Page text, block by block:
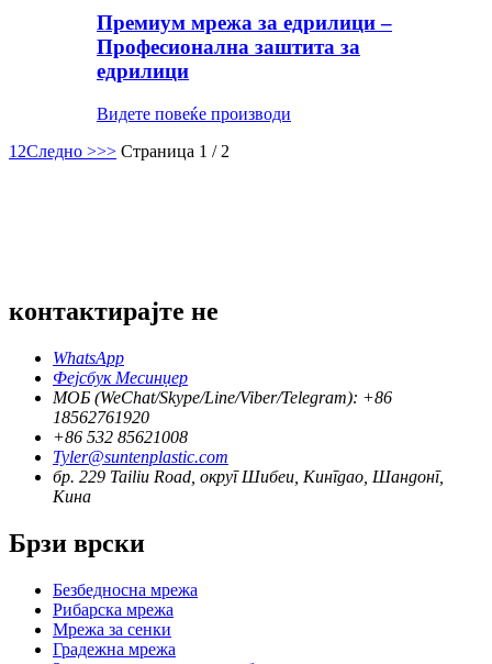
Премиум мрежа за едрилици –
Професионална заштита за
едрилици
Видете повеќе производи
1 2Следно >>> Страница 1 / 2
контактирајте не
WhatsApp
Фејсбук Месинџер
МОБ (WeChat/Skype/Line/Viber/Telegram): +86
18562761920
+86 532 85621008
Tyler@suntenplastic.com
бр. 229 Tailiu Road, округ Шибеи, Кингдао, Шандонг,
Кина
Брзи врски
Безбедносна мрежа
Рибарска мрежа
Мрежа за сенки
Градежна мрежа